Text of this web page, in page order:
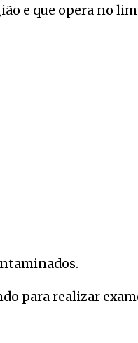
e que opera no
para realizar